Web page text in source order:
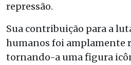
repressão.
Sua contribuição para a
humanos foi amplamente
tornando-a uma figura